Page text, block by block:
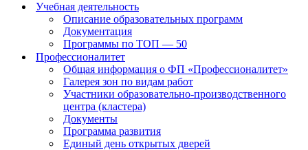
Учебная деятельность
Описание образовательных программ
Документация
Программы по ТОП — 50
Профессионалитет
Общая информация о ФП «Профессионалитет»
Галерея зон по видам работ
Участники образовательно-производственного
центра (кластера)
Документы
Программа развития
Единый день открытых дверей